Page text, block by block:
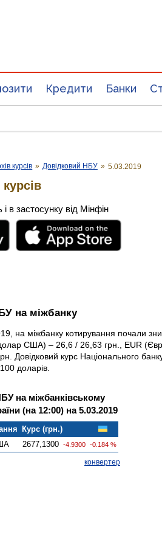
Кредити Банки
курсів » Довідковий НБУ » 5.03.2019
в застосунку від Мінфін
на міжбанку
на міжбанку котирування почали
США) – 26,6 / 26,63 грн., EUR
Довідковий курс Національного
доларів.
на міжбанківському
(на 12:00) на 5.03.2019
Курс (грн.)
2677,1300 -4.9300 -0.184 %
конвертер